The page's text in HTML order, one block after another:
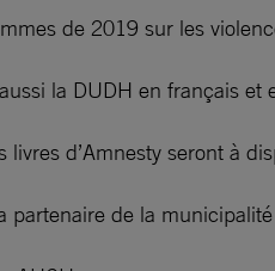
de 2019 sur les
la DUDH en français et
livres d’Amnesty seront à
partenaire de la